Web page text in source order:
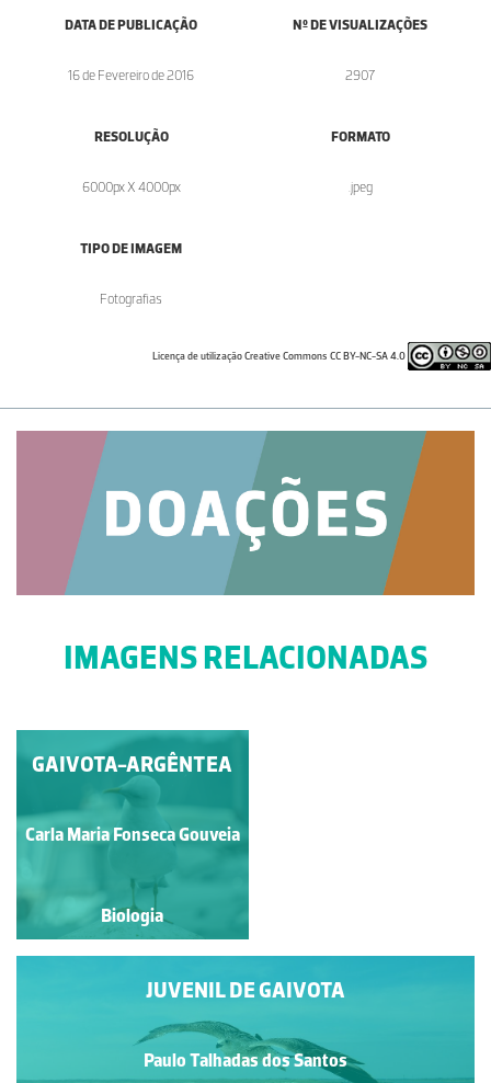
DATA DE PUBLICAÇÃO
16 de Fevereiro de 2016
Nº DE VISUALIZAÇÕES
2907
RESOLUÇÃO
6000px X 4000px
FORMATO
.jpeg
TIPO DE IMAGEM
Fotografias
Licença de utilização Creative Commons CC BY-NC-SA 4.0
IMAGENS RELACIONADAS
GUINCHO E JUVENIL
DE GAIVOTA
Paulo Talhadas dos Santos
Biologia
JUVENIL DE GAIVOTA
Paulo Talhadas dos Santos
GAIVOTA-ARGÊNTEA
Carla Maria Fonseca Gouveia
Biologia